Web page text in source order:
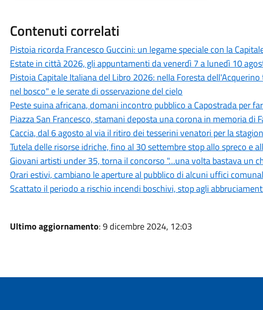
Contenuti correlati
Pistoia ricorda Francesco Guccini: un legame speciale con la
Estate in città 2026, gli appuntamenti da venerdì 7 a lunedì 10
Pistoia Capitale Italiana del Libro 2026: nella Foresta
nel bosco" e le serate di osservazione del cielo
Peste suina africana, domani incontro pubblico a Capostrada per
Piazza San Francesco, stamani deposta una corona in memoria di
Caccia, dal 6 agosto al via il ritiro dei tesserini venatori per la
Tutela delle risorse idriche, fino al 30 settembre stop allo spreco e
Giovani artisti under 35, torna il concorso "…una volta bastava un
Orari estivi, cambiano le aperture al pubblico di alcuni uffici
Scattato il periodo a rischio incendi boschivi, stop agli
Ultimo aggiornamento: 9 dicembre 2024, 12:03